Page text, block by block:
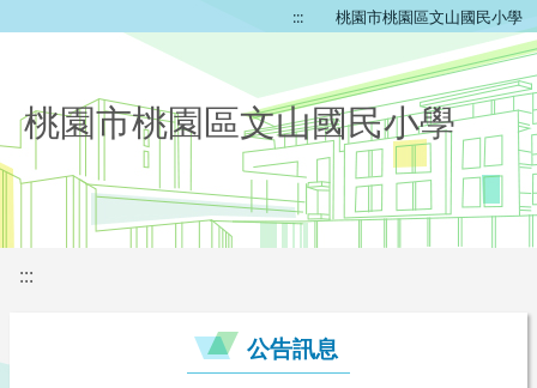
::: 桃園市桃園區文山國民小學
桃園市桃園區文山國民小學
:::
公告訊息